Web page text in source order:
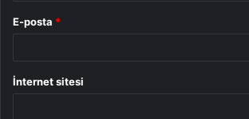
E-posta *
İnternet sitesi